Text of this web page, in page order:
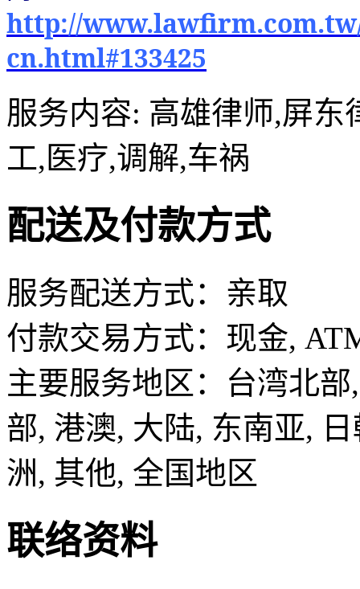
http://
cn.html#133425
服务内容: 高雄律师,屏东
工,医疗,调解,车祸
配送及付款方式
服务配送方式：亲取
付款交易方式：现金,
主要服务地区：台湾北
部, 港澳, 大陆, 东南亚,
洲, 其他, 全国地区
联络资料